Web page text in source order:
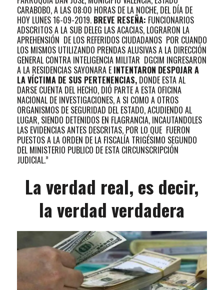
CARABOBO, A LAS 08:00 HORAS DE LA NOCHE, DEL DÍA DE
HOY LUNES 16-09-2019. BREVE RESEÑA: FUNCIONARIOS
ADSCRITOS A LA SUB DELEG LAS ACACIAS, LOGRARON LA
APREHENSIÓN DE LOS REFERIDOS CIUDADANOS POR CUANDO
LOS MISMOS UTILIZANDO PRENDAS ALUSIVAS A LA DIRECCIÓN
GENERAL CONTRA INTELIGENCIA MILITAR DGCIM INGRESARON
A LA RESIDENCIAS SAYONARA E INTENTARON DESPOJAR A
LA VÍCTIMA DE SUS PERTENENCIAS,DONDE ESTA AL
DARSE CUENTA DEL HECHO, DIÓ PARTE A ESTA OFICINA
NACIONAL DE INVESTIGACIONES, A SI COMO A OTROS
ORGANISMOS DE SEGURIDAD DEL ESTADO, ACUDIENDO AL
LUGAR, SIENDO DETENIDOS EN FLAGRANCIA, INCAUTANDOLES
LAS EVIDENCIAS ANTES DESCRITAS, POR LO QUE FUERON
PUESTOS A LA ORDEN DE LA FISCALÍA TRIGÉSIMO SEGUNDO
DEL MINISTERIO PUBLICO DE ESTA CIRCUNSCRIPCIÓN
JUDICIAL.”
La verdad real, es decir,
la verdad verdadera